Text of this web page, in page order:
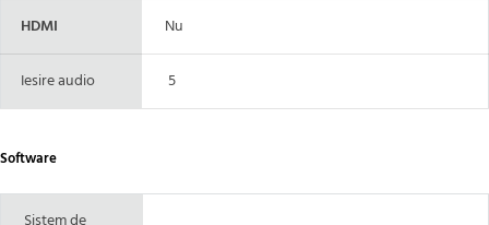
HDMI Nu
Iesire audio 5
Software